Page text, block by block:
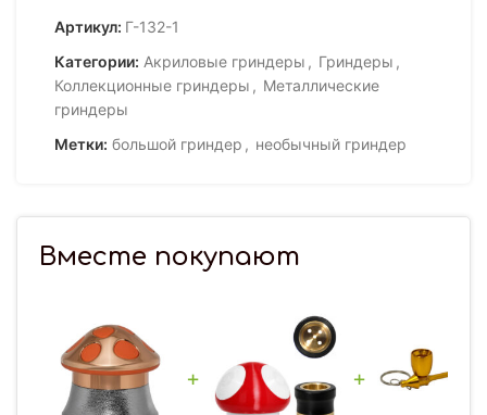
Артикул: Г-132-1
Категории: Акриловые гриндеры , Гриндеры ,
Коллекционные гриндеры , Металлические
гриндеры
Метки: большой гриндер , необычный гриндер
Вместе покупают
+ +